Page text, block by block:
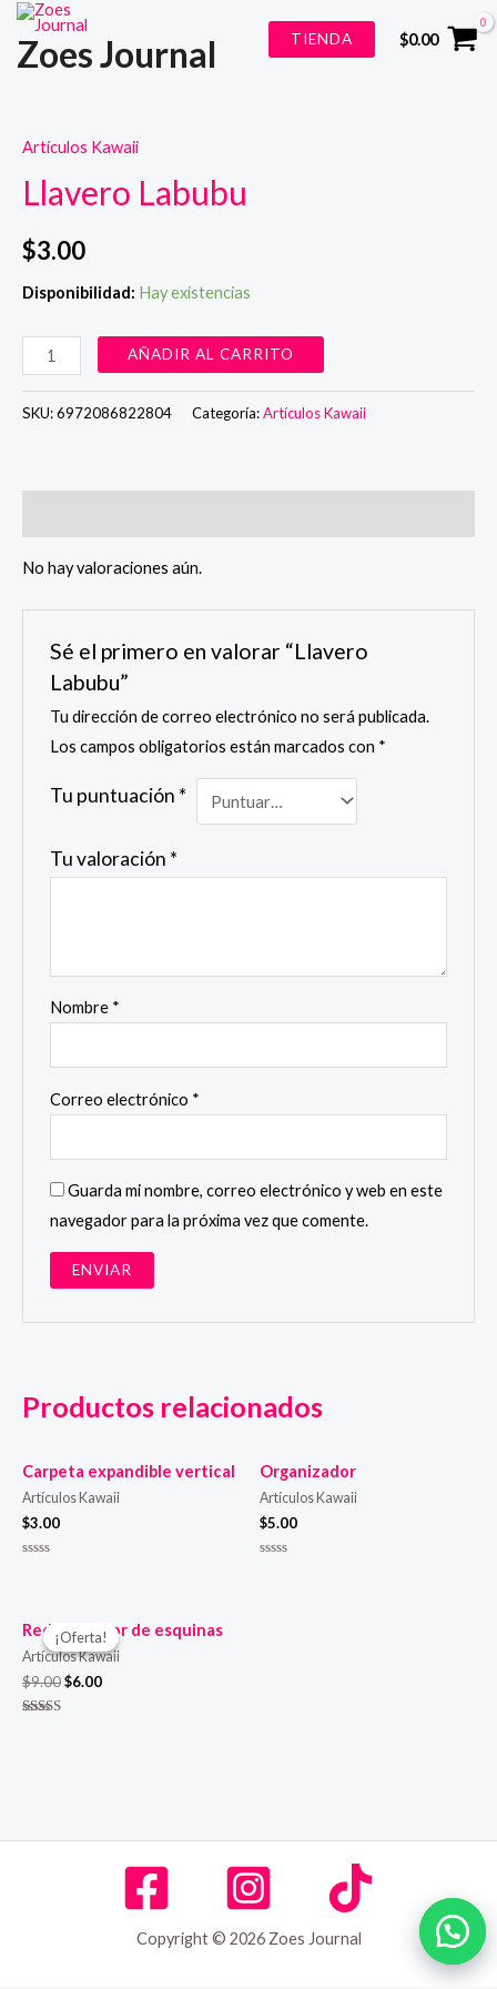
contenido
Zoes Journal TIENDA $0.00
Artículos Kawaii
Llavero Labubu
$3.00
Disponibilidad: Hay existencias
Llavero
Labubu
cantidad
AÑADIR AL CARRITO
SKU:6972086822804 Categoría:Artículos Kawaii
No hay valoraciones aún.
Sé el primero en valorar “Llavero
Labubu”
Tu dirección de correo electrónico no será publicada.
Los campos obligatorios están marcados con *
Tu puntuación *
Tu valoración *
Nombre *
Correo electrónico *
Guarda mi nombre, correo electrónico y web en este
navegador para la próxima vez que comente.
Productos relacionados
Carpeta expandible vertical
Artículos Kawaii
$3.00
5
Organizador
Artículos Kawaii
$5.00
¡Oferta!
¡Oferta!
Redondeador de esquinas
Artículos Kawaii
$9.00$6.00
Copyright © 2026 Zoes Journal